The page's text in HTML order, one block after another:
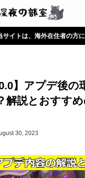
在住者の方に向けて情報を
】アプデ後の
解説とおすす
30, 2023